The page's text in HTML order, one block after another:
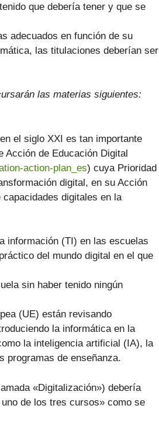
que debería tener y que se
adecuados en función de su
las titulaciones deberían ser
las materias siguientes:
el siglo XXI es tan importante
Acción de Educación Digital
action-plan_es) cuya Prioridad
digital, en su Acción
digitales en la
información (TI) en las escuelas
del mundo digital en el que
sin haber tenido ningún
(UE) están revisando
la informática en la
la inteligencia artificial (IA), la
programas de enseñanza.
«Digitalización») debería
de los tres cursos» como se